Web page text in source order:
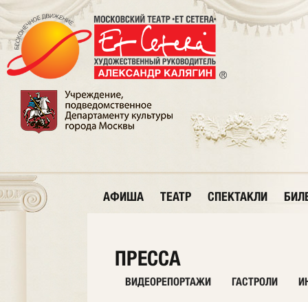
АФИША ТЕАТР СПЕКТАКЛИ
ПРЕССА
ВИДЕОРЕПОРТАЖИ ГАСТРОЛИ